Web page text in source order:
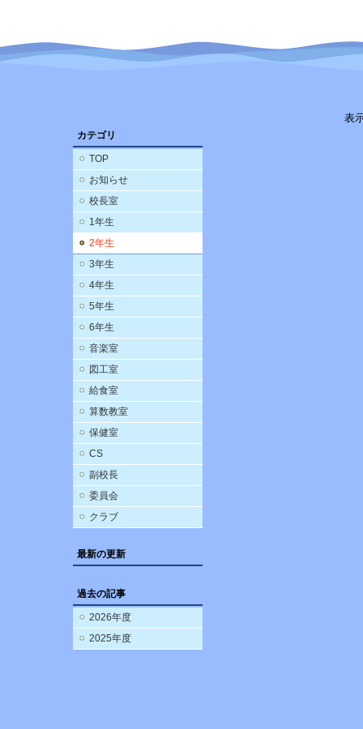
カテゴリ
TOP
お知らせ
校長室
1年生
2年生
3年生
4年生
5年生
6年生
音楽室
図工室
給食室
算数教室
保健室
CS
副校長
委員会
クラブ
最新の更新
過去の記事
2026年度
2025年度
表